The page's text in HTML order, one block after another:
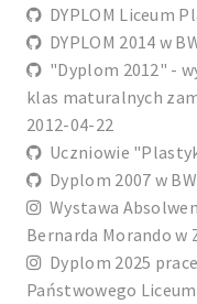
DYPLOM Liceum
DYPLOM 2014 w
"Dyplom 2012" -
klas maturalnych
2012-04-22
Uczniowie
Dyplom 2007 w
Wystawa
Bernarda Morando w
Dyplom 2025
Państwowego